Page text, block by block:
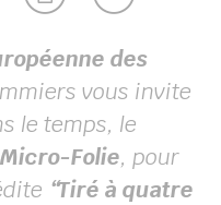
des
vous invite
le temps, le
Micro-Folie, pour
“Tiré à quatre